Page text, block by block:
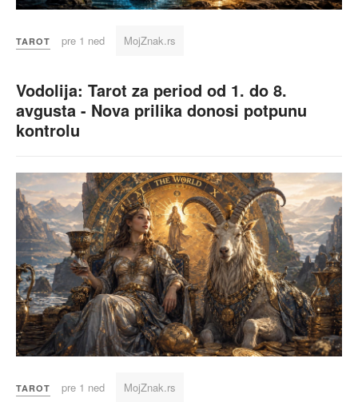
TAROT pre 1 ned MojZnak.rs
Vodolija: Tarot za period od 1. do 8.
avgusta - Nova prilika donosi potpunu
kontrolu
TAROT pre 1 ned MojZnak.rs